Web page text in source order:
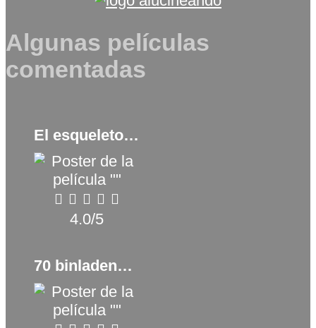
Algunas películas
comentadas
El esqueleto de la señora Morales (1960)
4.0/5
70 binladens (2018)